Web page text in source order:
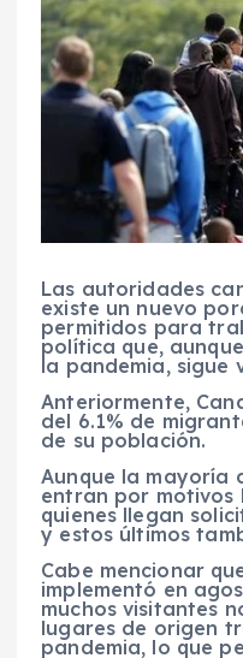
Las autoridades
existe un nuevo
permitidos para
política que,
la pandemia, sigue
Anteriormente,
del 6.1% de
de su población.
Aunque la mayoría
entran por motivos
quienes llegan
y estos últimos
Cabe mencionar
implementó en
muchos visitantes
lugares de origen
pandemia, lo que